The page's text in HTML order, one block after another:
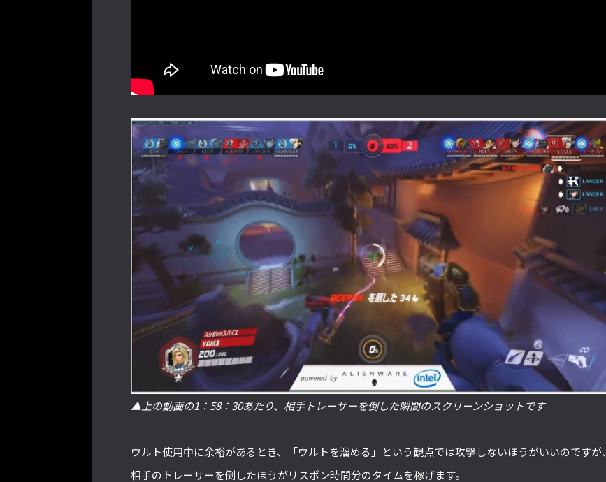
▲上の動画の1：58：30あたり、相手トレーサーを倒した瞬間のスクリーンショットです
ウルト使用中に余裕があるとき、「ウルトを溜める」という観点では攻撃しないほうがいいのですが、
相手のトレーサーを倒したほうがリスポン時間分のタイムを稼げます。